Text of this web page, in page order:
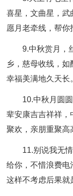
喜星，文曲星，武
愿月老牵线，帮你
9.中秋赏月，
乡，慈母收线，如
幸福美满地久天长
10.中秋月圆
辈安康吉吉祥祥，
聚欢，亲朋重聚高
11.别说我无
给你，不惜浪费电
这样不考虑后果就